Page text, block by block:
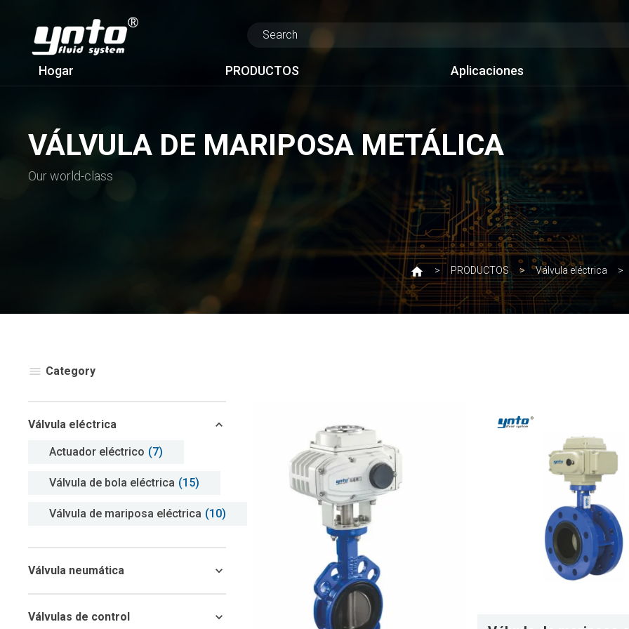
Hogar PRODUCTOS Aplicaciones
VÁLVULA DE MARIPOSA METÁLICA
Our world-class
PRODUCTOS Válvula eléctrica
Category
Válvula eléctrica
Actuador eléctrico (7)
Válvula de bola eléctrica (15)
Válvula de mariposa eléctrica (10)
Válvula neumática
Válvulas de control